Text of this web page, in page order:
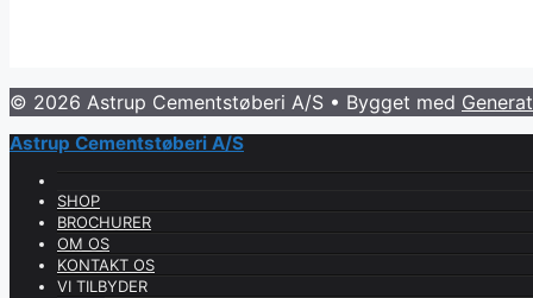
© 2026 Astrup Cementstøberi A/S • Bygget med
Astrup Cementstøberi A/S
SHOP
BROCHURER
OM OS
KONTAKT OS
VI TILBYDER